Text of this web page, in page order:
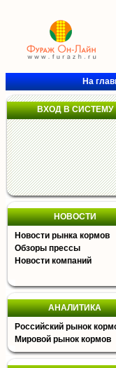
На
ВХОД В СИСТЕМУ
НОВОСТИ
Новости рынка кормов
Обзоры прессы
Новости компаний
АНАЛИТИКА
Российский рынок
Мировой рынок кормов